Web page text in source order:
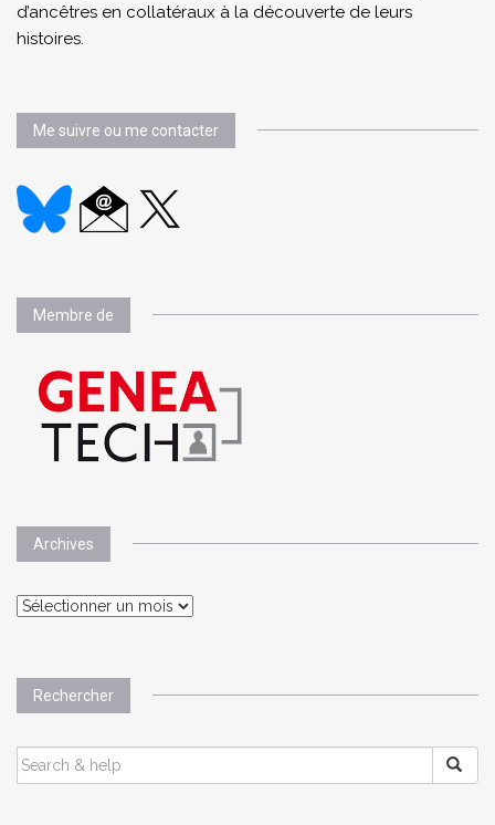
d’ancêtres en collatéraux à la découverte de leurs
histoires.
Me suivre ou me contacter
Membre de
Archives
Archives
Rechercher
SEARCH
FOR: